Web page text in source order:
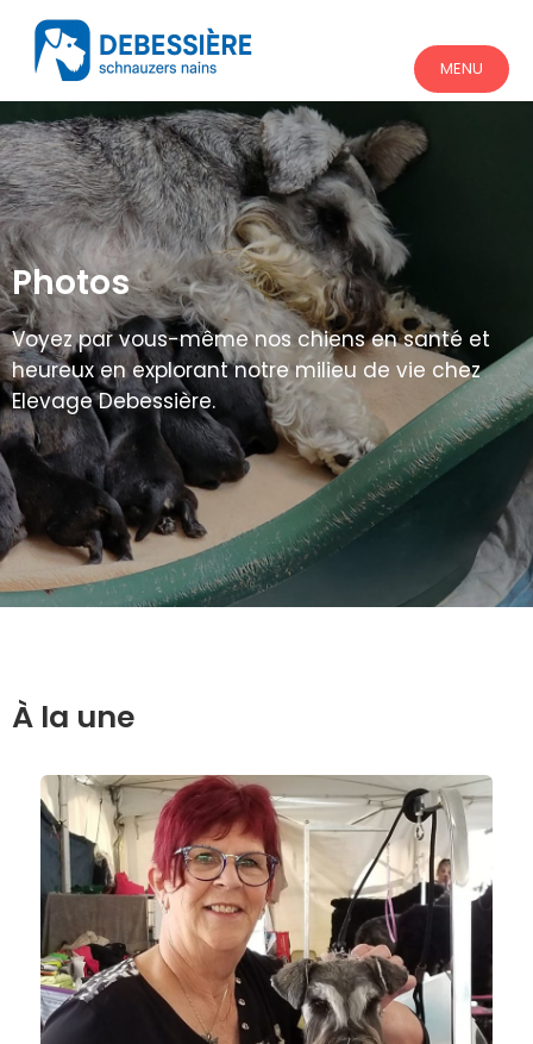
MENU
Photos
Voyez par vous-même nos chiens en santé et
heureux en explorant notre milieu de vie chez
Elevage Debessière.
À la une